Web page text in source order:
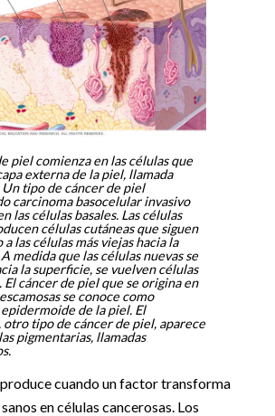
piel comienza en las células que
externa de la piel, llamada
tipo de cáncer de piel
carcinoma basocelular invasivo
las células basales. Las células
células cutáneas que siguen
las células más viejas hacia la
medida que las células nuevas se
la superficie, se vuelven células
El cáncer de piel que se origina en
se conoce como
de la piel. El
otro tipo de cáncer de piel, aparece
pigmentarias, llamadas
produce cuando un factor transforma
en células cancerosas. Los